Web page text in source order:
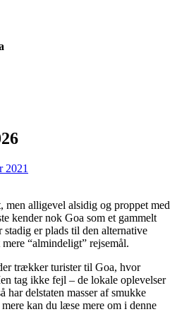
2021
men alligevel alsidig og proppet med
kender nok Goa som et gammelt
er plads til den alternative
“almindeligt” rejsemål.
trækker turister til Goa, hvor
tag ikke fejl – de lokale oplevelser
har delstaten masser af smukke
kan du læse mere om i denne